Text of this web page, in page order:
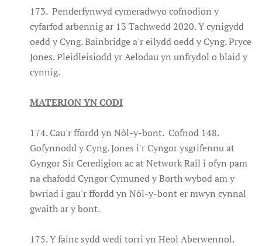
173. Penderfynwyd cymeradwyo cofnodion y
cyfarfod arbennig ar 13 Tachwedd 2020. Y cynigydd
oedd y Cyng. Bainbridge a'r eilydd oedd y Cyng. Pryce
Jones. Pleidleisiodd yr Aelodau yn unfrydol o blaid y
cynnig.
MATERION YN CODI
174. Cau'r ffordd yn Nôl-y-bont. Cofnod 148.
Gofynnodd y Cyng. Jones i'r Cyngor ysgrifennu at
Gyngor Sir Ceredigion ac at Network Rail i ofyn pam
na chafodd Cyngor Cymuned y Borth wybod am y
bwriad i gau'r ffordd yn Nôl-y-bont er mwyn cynnal
gwaith ar y bont.
175. Y fainc sydd wedi torri yn Heol Aberwennol.